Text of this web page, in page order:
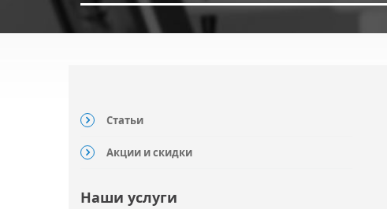
Статьи
Акции и скидки
Наши услуги